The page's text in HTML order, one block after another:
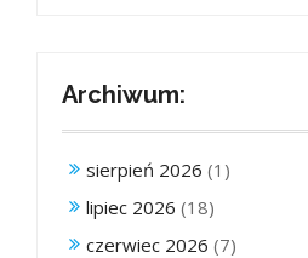
Archiwum:
sierpień 2026 (1)
lipiec 2026 (18)
czerwiec 2026 (7)